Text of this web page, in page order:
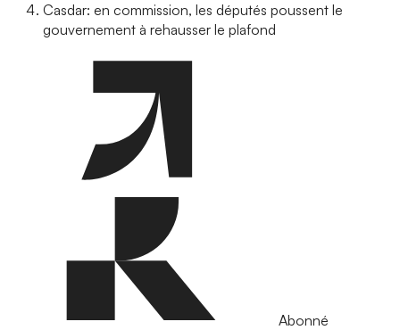
Casdar: en commission, les députés poussent le
gouvernement à rehausser le plafond
Abonné